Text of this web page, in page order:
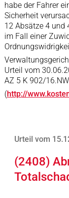
habe der Fahrer
Sicherheit
12 Absätze 4 und
im Fall einer
Urteil vom
AZ 5 K 902/16.NW
(http://
Urteil vom
(2408)